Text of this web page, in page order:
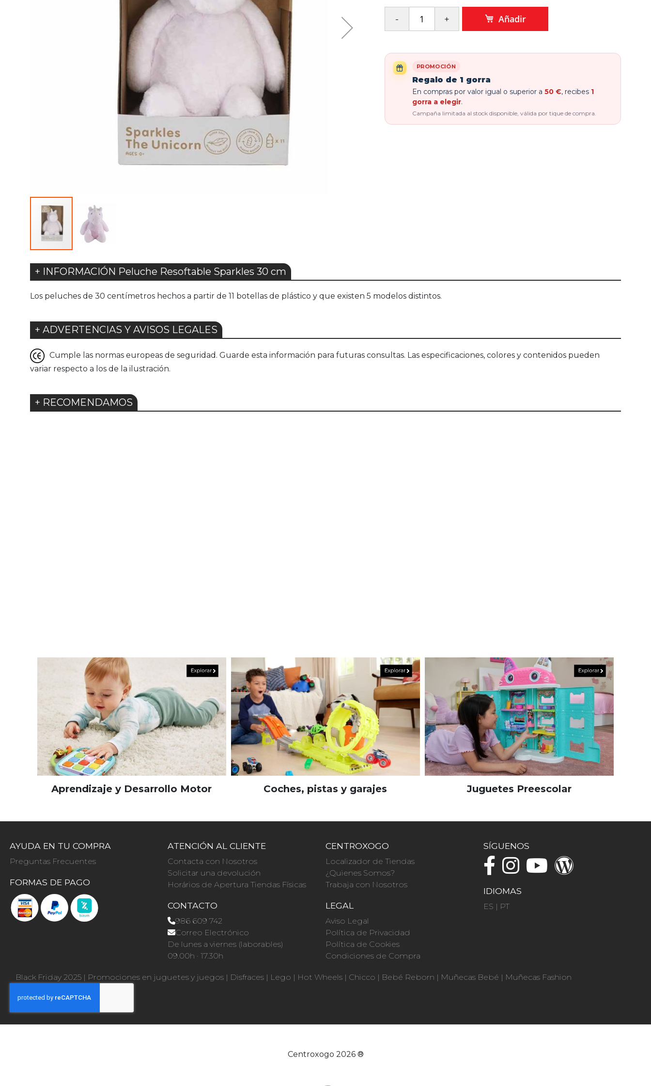
Añadir
PROMOCIÓN
Regalo de 1 gorra
En compras por valor igual o superior a 50 €, recibes 1
gorra a elegir.
Campaña limitada al stock disponible, válida por tique de compra.
+ INFORMACIÓN Peluche Resoftable Sparkles 30 cm
Los peluches de 30 centímetros hechos a partir de 11 botellas de plástico y que existen 5 modelos distintos.
+ ADVERTENCIAS Y AVISOS LEGALES
Cumple las normas europeas de seguridad. Guarde esta información para futuras consultas. Las especificaciones, colores y contenidos pueden
variar respecto a los de la ilustración.
+ RECOMENDAMOS
Aprendizaje y Desarrollo Motor Coches, pistas y garajes Juguetes Preescolar
AYUDA EN TU COMPRA
Preguntas Frecuentes
FORMAS DE PAGO
ATENCIÓN AL CLIENTE
Contacta con Nosotros
Solicitar una devolución
Horários de Apertura Tiendas Físicas
CONTACTO
986 609 742
Correo Electrónico
De lunes a viernes (laborables)
09.00h · 17.30h
CENTROXOGO
Localizador de Tiendas
¿Quienes Somos?
Trabaja con Nosotros
LEGAL
Aviso Legal
Política de Privacidad
Política de Cookies
Condiciones de Compra
SÍGUENOS
IDIOMAS
ES | PT
Black Friday 2025 | Promociones en juguetes y juegos | Disfraces | Lego | Hot Wheels | Chicco | Bebé Reborn | Muñecas Bebé | Muñecas Fashion
Centroxogo 2026 ®